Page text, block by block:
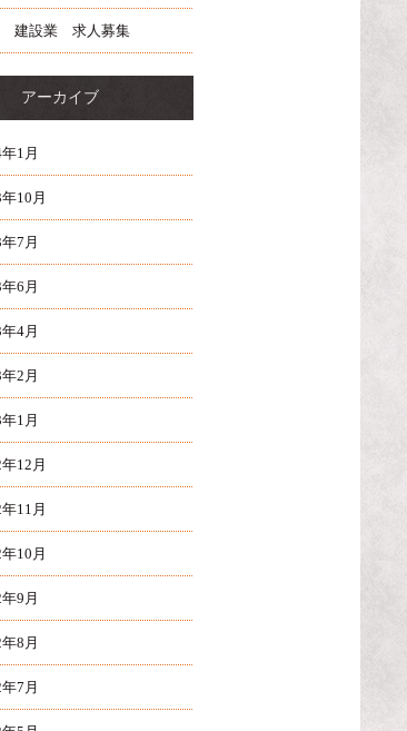
建設業 求人募集
アーカイブ
1月
10月
7月
6月
4月
2月
1月
12月
11月
10月
9月
8月
7月